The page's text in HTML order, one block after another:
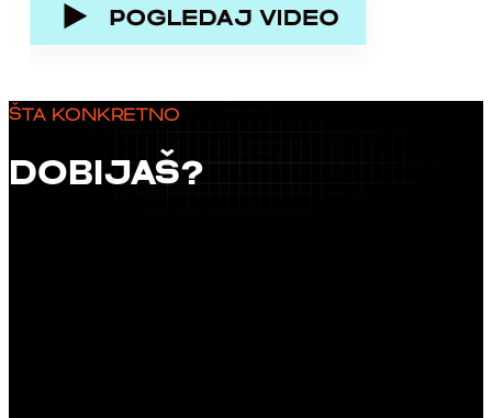
ŠTA KONKRETNO
DOBIJAŠ?